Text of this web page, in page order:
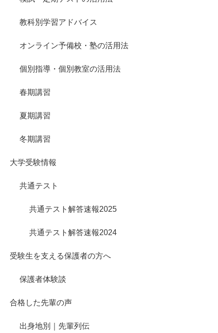
教科別学習アドバイス
オンライン予備校・塾の活用法
個別指導・個別教室の活用法
春期講習
夏期講習
冬期講習
大学受験情報
共通テスト
共通テスト解答速報2025
共通テスト解答速報2024
受験生を支える保護者の方へ
保護者体験談
合格した先輩の声
出身地別｜先輩列伝